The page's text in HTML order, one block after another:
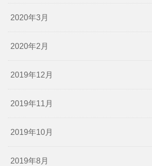
2020年3月
2020年2月
2019年12月
2019年11月
2019年10月
2019年8月